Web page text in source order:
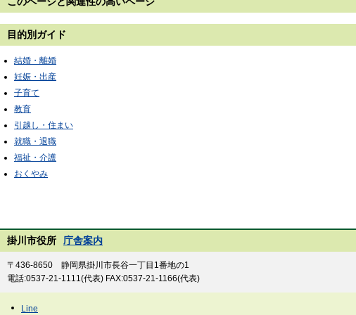
目的別ガイド
結婚・離婚
妊娠・出産
子育て
教育
引越し・住まい
就職・退職
福祉・介護
おくやみ
掛川市役所 庁舎案内
〒436-8650 静岡県掛川市長谷一丁目1番地の1
電話:0537-21-1111(代表) FAX:0537-21-1166(代表)